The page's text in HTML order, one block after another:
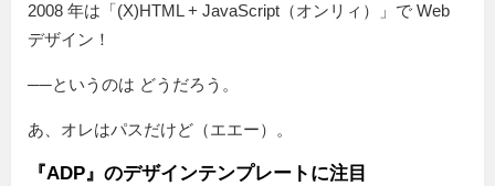
2008 年は「(X)HTML + JavaScript（オンリィ）」で Web
デザイン！
──というのは どうだろう。
あ、オレはパスだけど（エエー）。
『ADP』のデザインテンプレートに注目